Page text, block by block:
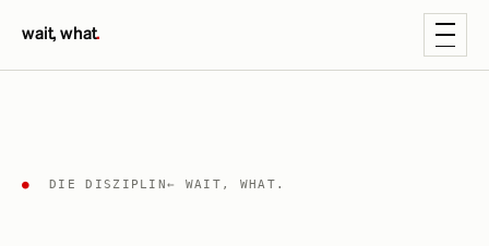
wait, what.
● DIE DISZIPLIN← WAIT, WHAT.